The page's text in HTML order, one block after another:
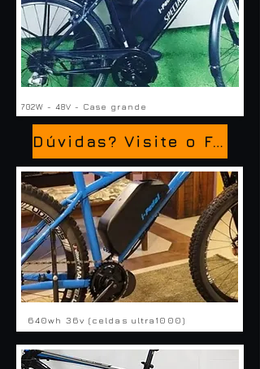
702W - 48V - Case grande
Dúvidas? Visite o FAQ
640wh 36v (celdas ultra1000)